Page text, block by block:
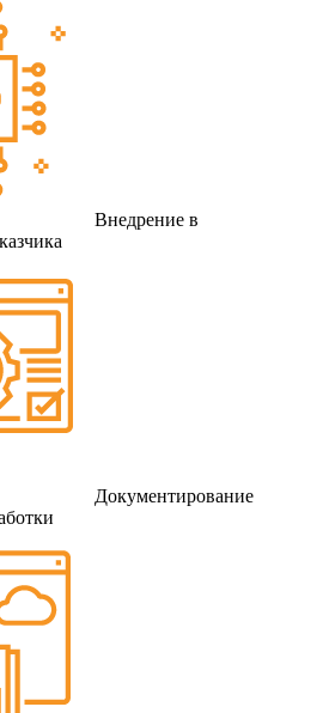
Внедрение в
Документирование